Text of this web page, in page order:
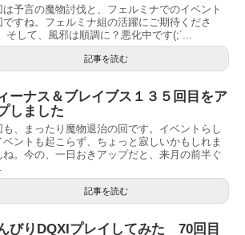
は予言の魔物討伐と、フェルミナでのイベント
ですね。フェルミナ組の活躍にご期待くださ
そして、風邪は順調に？悪化中です(;´...
記事を読む
ーナス＆ブレイブス１３５回目をア
しました
も、まったり魔物退治の回です。イベントらし
ベントも起こらず、ちょっと寂しいかもしれま
ね。今の、一日おきアップだと、来月の前半ぐ
記事を読む
びりDQXIプレイしてみた 70回目